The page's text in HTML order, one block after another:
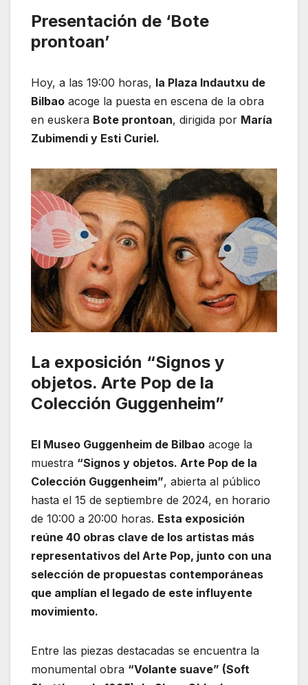
Presentación de ‘Bote
prontoan’
Hoy, a las 19:00 horas, la Plaza Indautxu de
Bilbao acoge la puesta en escena de la obra
en euskera Bote prontoan, dirigida por María
Zubimendi y Esti Curiel.
La exposición “Signos y
objetos. Arte Pop de la
Colección Guggenheim”
El Museo Guggenheim de Bilbao acoge la
muestra “Signos y objetos. Arte Pop de la
Colección Guggenheim”, abierta al público
hasta el 15 de septiembre de 2024, en horario
de 10:00 a 20:00 horas. Esta exposición
reúne 40 obras clave de los artistas más
representativos del Arte Pop, junto con una
selección de propuestas contemporáneas
que amplían el legado de este influyente
movimiento.
Entre las piezas destacadas se encuentra la
monumental obra “Volante suave” (Soft